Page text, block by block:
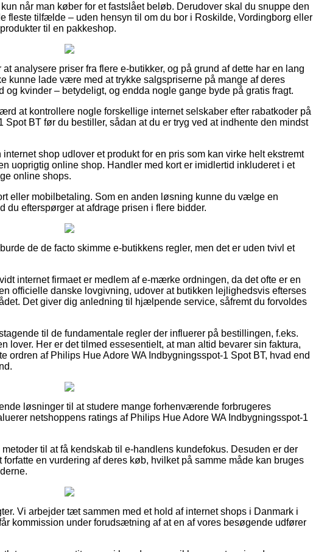
når man køber for et fastslået beløb. Derudover skal du snuppe den
fleste tilfælde – uden hensyn til om du bor i Roskilde, Vordingborg eller
til en pakkeshop.
analysere priser fra flere e-butikker, og på grund af dette har en lang
kunne lade være med at trykke salgspriserne på mange af deres
kvinder – betydeligt, og endda nogle gange byde på gratis fragt.
at kontrollere nogle forskellige internet selskaber efter rabatkoder på
Spot BT før du bestiller, sådan at du er tryg ved at indhente den mindst
shop udlover et produkt for en pris som kan virke helt ekstremt
uoprigtig online shop. Handler med kort er imidlertid inkluderet i et
online shops.
eller mobilbetaling. Som en anden løsning kunne du vælge en
efterspørger at afdrage prisen i flere bidder.
de de facto skimme e-butikkens regler, men det er uden tvivl et
internet firmaet er medlem af e-mærke ordningen, da det ofte er en
officielle danske lovgivning, udover at butikken lejlighedsvis efterses
Det giver dig anledning til hjælpende service, såfremt du forvoldes
til de fundamentale regler der influerer på bestillingen, f.eks.
lover. Her er det tilmed essesentielt, at man altid bevarer sin faktura,
ordren af Philips Hue Adore WA Indbygningsspot-1 Spot BT, hvad end
løsninger til at studere mange forhenværende forbrugeres
netshoppens ratings af Philips Hue Adore WA Indbygningsspot-1
til at få kendskab til e-handlens kundefokus. Desuden er der
en vurdering af deres køb, hvilket på samme måde kan bruges
Vi arbejder tæt sammen med et hold af internet shops i Danmark i
kommission under forudsætning af at en af vores besøgende udfører